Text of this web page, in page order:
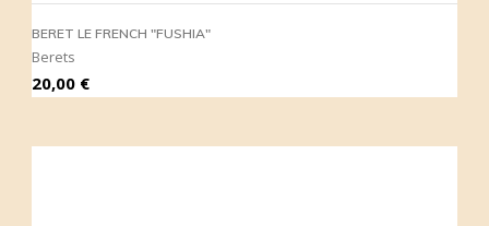
BERET LE FRENCH "FUSHIA"
Berets
Prix
20,00 €